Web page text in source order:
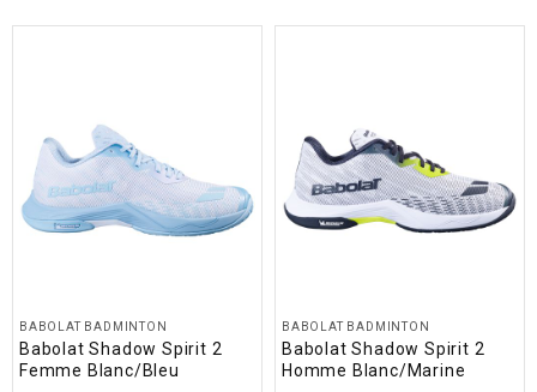
BABOLAT BADMINTON
Babolat Shadow Spirit 2
Femme Blanc/Bleu
BABOLAT BADMINTON
Babolat Shadow Spirit 2
Homme Blanc/Marine